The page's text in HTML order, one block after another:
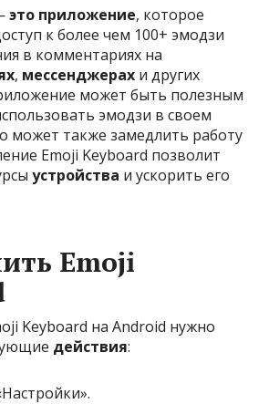
это приложение, которое
к более чем 100+ эмодзи
в комментариях на
, мессенджерах и других
может быть полезным
эмодзи в своем
может также замедлить работу
Emoji Keyboard позволит
устройства и ускорить его
Emoji
Keyboard на Android нужно
действия: